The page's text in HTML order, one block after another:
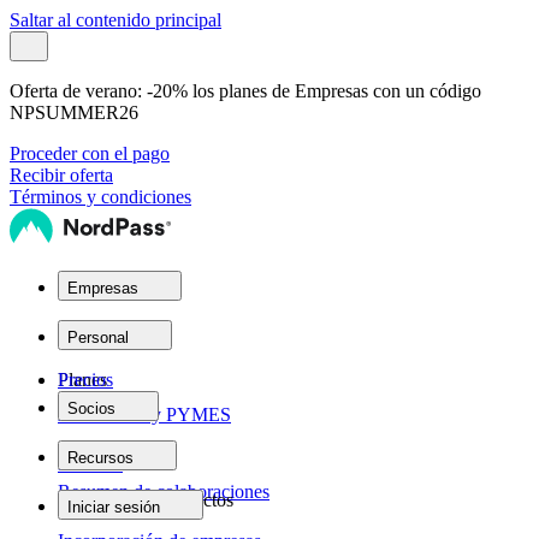
Saltar al contenido principal
Oferta de verano: -20% los planes de Empresas con un código
NPSUMMER26
Proceder con el pago
Recibir oferta
Términos y condiciones
Empresas
Planes
Autónomos y PYMES
Empresas
Personal
Planes
Personal
Precios
Socios
Red de socios
Resumen de colaboraciones
Recursos
Ayuda sobre productos
Iniciar sesión